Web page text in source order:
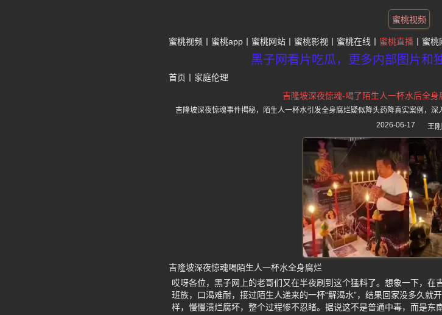
蜜桃视频
蜜桃视频 蜜桃app 蜜桃网站 蜜桃影视 蜜桃在线 蜜桃直播 蜜桃
黑子网看片吃瓜，更多内部图片和
首页 家庭伦理
吉隆坡深夜惊魂-喝了陌生人一杯水后全身
吉隆坡深夜惊魂事件揭秘，陌生人一杯水引发全身腐烂疑似降头药降真实案例，
2026-06-17
王刚
吉隆坡深夜惊魂喝陌生人一杯水全身腐烂
哎呀各位，黑子网上的老哥们又在半夜刷到这个猛料了。想象一下，
班族，口渴难耐，接过陌生人递来的一杯“解渴水”，结果回家没多久就
样，慢慢溃烂腐坏，整个过程惨不忍睹。据说这不是普通中毒，而是东